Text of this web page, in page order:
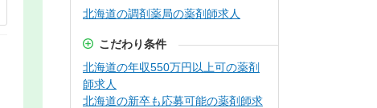
北海道の調剤薬局の薬剤師求人
こだわり条件
北海道の年収550万円以上可の薬剤
師求人
北海道の新卒も応募可能の薬剤師求